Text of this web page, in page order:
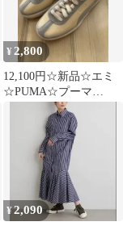
¥2,800
12,100円☆新品☆エミ
☆PUMA☆プーマ
☆EMMI☆スニーカー
¥2,090